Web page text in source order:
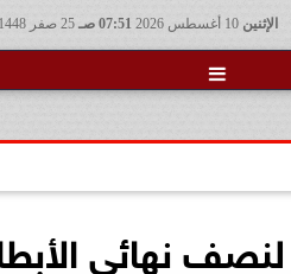
الإثنين 07:51 صـ

لنصف نهائي